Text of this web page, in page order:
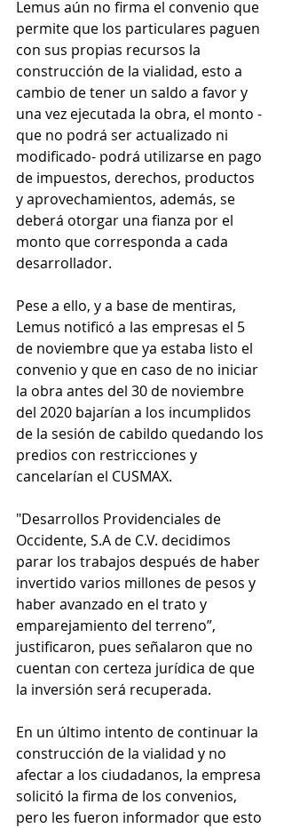
Lemus aún no firma el convenio que
permite que los particulares paguen
con sus propias recursos la
construcción de la vialidad, esto a
cambio de tener un saldo a favor y
una vez ejecutada la obra, el monto -
que no podrá ser actualizado ni
modificado- podrá utilizarse en pago
de impuestos, derechos, productos
y aprovechamientos, además, se
deberá otorgar una fianza por el
monto que corresponda a cada
desarrollador.
Pese a ello, y a base de mentiras,
Lemus notificó a las empresas el 5
de noviembre que ya estaba listo el
convenio y que en caso de no iniciar
la obra antes del 30 de noviembre
del 2020 bajarían a los incumplidos
de la sesión de cabildo quedando los
predios con restricciones y
cancelarían el CUSMAX.
"Desarrollos Providenciales de
Occidente, S.A de C.V. decidimos
parar los trabajos después de haber
invertido varios millones de pesos y
haber avanzado en el trato y
emparejamiento del terreno”,
justificaron, pues señalaron que no
cuentan con certeza jurídica de que
la inversión será recuperada.
En un último intento de continuar la
construcción de la vialidad y no
afectar a los ciudadanos, la empresa
solicitó la firma de los convenios,
pero les fueron informador que esto